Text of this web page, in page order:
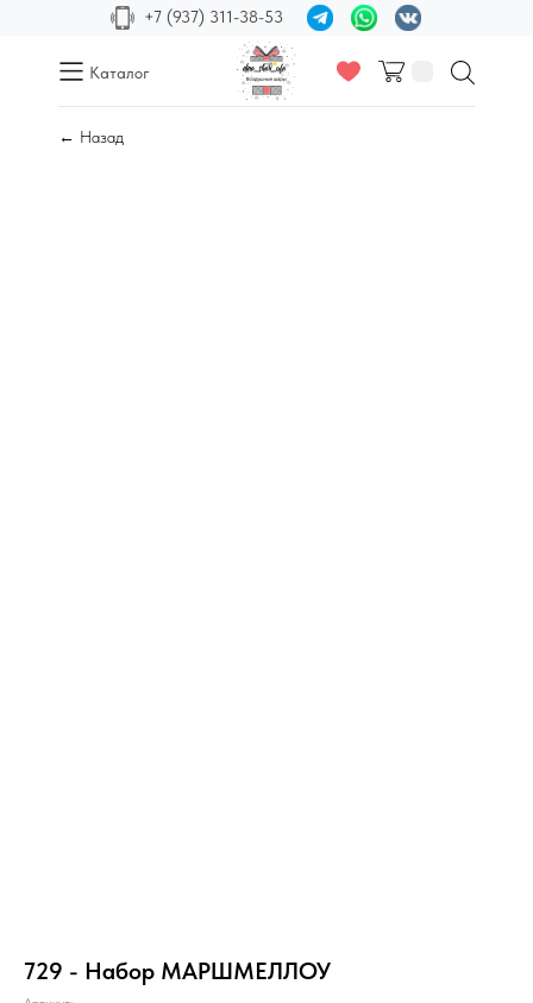
+7 (937) 311-38-53
Каталог
← Назад
729 - Набор МАРШМЕЛЛОУ